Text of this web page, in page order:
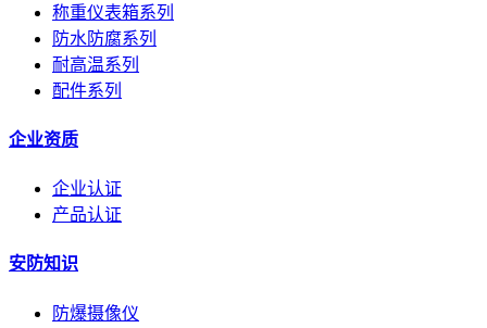
称重仪表箱系列
防水防腐系列
耐高温系列
配件系列
企业资质
企业认证
产品认证
安防知识
防爆摄像仪